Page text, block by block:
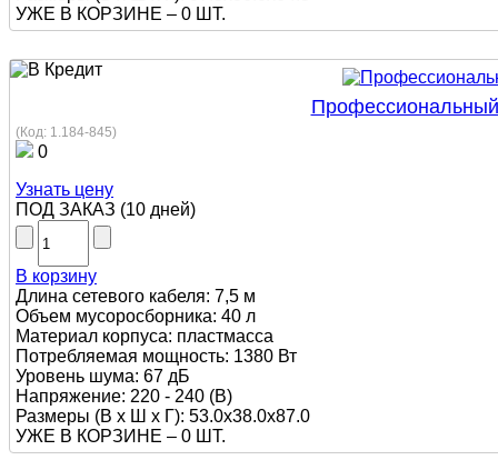
УЖЕ В КОРЗИНЕ – 0 ШТ.
(Код: 1.184-845)
0
Узнать цену
ПОД ЗАКАЗ (10 дней)
В корзину
Длина сетевого кабеля: 7,5 м
Объем мусоросборника: 40 л
Материал корпуса: пластмасса
Потребляемая мощность: 1380 Вт
Уровень шума: 67 дБ
Напряжение: 220 - 240 (В)
Размеры (В х Ш х Г): 53.0x38.0x87.0
УЖЕ В КОРЗИНЕ – 0 ШТ.